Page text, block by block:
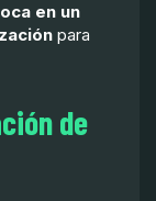
en un
para
de